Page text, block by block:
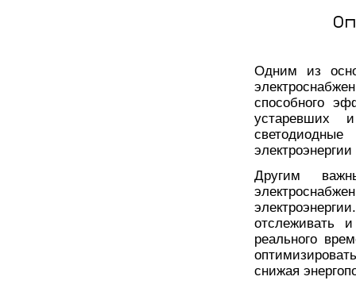
Одним из
способного
устаревших
Другим
отслеживать
реального
снижая